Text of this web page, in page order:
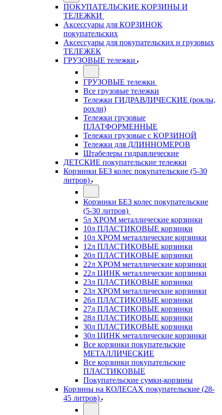
ПОКУПАТЕЛЬСКИЕ КОРЗИНЫ И
ТЕЛЕЖКИ
Аксессуары для КОРЗИНОК
покупательских
Аксессуары для покупательских и грузовых
ТЕЛЕЖЕК
ГРУЗОВЫЕ тележки
ГРУЗОВЫЕ тележки
Все грузовые тележки
Тележки ГИДРАВЛИЧЕСКИЕ (роклы,
рохли)
Тележки грузовые
ПЛАТФОРМЕННЫЕ
Тележки грузовые с КОРЗИНОЙ
Тележки для ДЛИННОМЕРОВ
Штабелеры гидравлические
ДЕТСКИЕ покупательские тележки
Корзинки БЕЗ колес покупательские (5-30
литров)
Корзинки БЕЗ колес покупательские
(5-30 литров)
5л ХРОМ металлические корзинки
10л ПЛАСТИКОВЫЕ корзинки
10л ХРОМ металлические корзинки
12л ПЛАСТИКОВЫЕ корзинки
20л ПЛАСТИКОВЫЕ корзинки
22л ХРОМ металлические корзинки
22л ЦИНК металлические корзинки
23л ПЛАСТИКОВЫЕ корзинки
23л ХРОМ металлические корзинки
26л ПЛАСТИКОВЫЕ корзинки
27л ПЛАСТИКОВЫЕ корзинки
28л ПЛАСТИКОВЫЕ корзинки
30л ПЛАСТИКОВЫЕ корзинки
30л ЦИНК металлические корзинки
Все корзинки покупательские
МЕТАЛЛИЧЕСКИЕ
Все корзинки покупательские
ПЛАСТИКОВЫЕ
Покупательские сумки-корзины
Корзины на КОЛЕСАХ покупательские (28-
45 литров)